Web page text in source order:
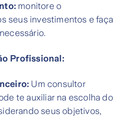
monitore o
seus investimentos e faça
Profissional:
Um consultor
te auxiliar na escolha do
seus objetivos,